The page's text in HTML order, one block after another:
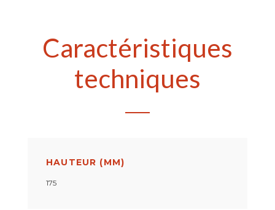
Caractéristiques
techniques
HAUTEUR (MM)
175